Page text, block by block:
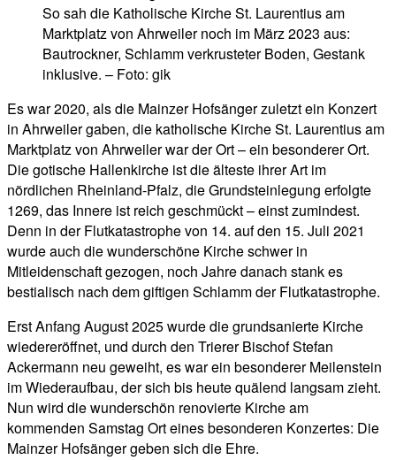
So sah die Katholische Kirche St. Laurentius am
Marktplatz von Ahrweiler noch im März 2023 aus:
Bautrockner, Schlamm verkrusteter Boden, Gestank
inklusive. – Foto: gik
Es war 2020, als die Mainzer Hofsänger zuletzt ein Konzert
in Ahrweiler gaben, die katholische Kirche St. Laurentius am
Marktplatz von Ahrweiler war der Ort – ein besonderer Ort.
Die gotische Hallenkirche ist die älteste ihrer Art im
nördlichen Rheinland-Pfalz, die Grundsteinlegung erfolgte
1269, das Innere ist reich geschmückt – einst zumindest.
Denn in der Flutkatastrophe von 14. auf den 15. Juli 2021
wurde auch die wunderschöne Kirche schwer in
Mitleidenschaft gezogen, noch Jahre danach stank es
bestialisch nach dem giftigen Schlamm der Flutkatastrophe.
Erst Anfang August 2025 wurde die grundsanierte Kirche
wiedereröffnet, und durch den Trierer Bischof Stefan
Ackermann neu geweiht, es war ein besonderer Meilenstein
im Wiederaufbau, der sich bis heute quälend langsam zieht.
Nun wird die wunderschön renovierte Kirche am
kommenden Samstag Ort eines besonderen Konzertes: Die
Mainzer Hofsänger geben sich die Ehre.